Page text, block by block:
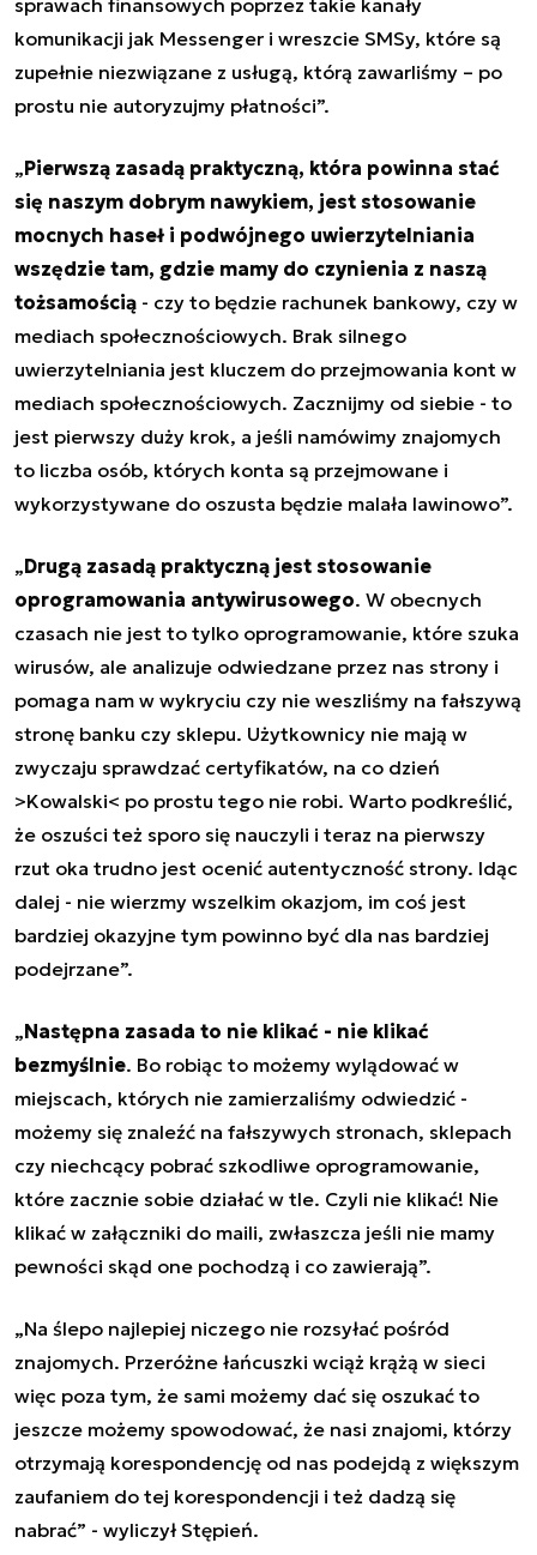
komunikacji jak Messenger i wreszcie SMSy, które są
zupełnie niezwiązane z usługą, którą zawarliśmy – po
prostu nie autoryzujmy płatności”.
„Pierwszą zasadą praktyczną, która powinna stać
się naszym dobrym nawykiem, jest stosowanie
mocnych haseł i podwójnego uwierzytelniania
wszędzie tam, gdzie mamy do czynienia z naszą
tożsamością - czy to będzie rachunek bankowy, czy w
mediach społecznościowych. Brak silnego
uwierzytelniania jest kluczem do przejmowania kont w
mediach społecznościowych. Zacznijmy od siebie - to
jest pierwszy duży krok, a jeśli namówimy znajomych
to liczba osób, których konta są przejmowane i
wykorzystywane do oszusta będzie malała lawinowo”.
„Drugą zasadą praktyczną jest stosowanie
oprogramowania antywirusowego. W obecnych
czasach nie jest to tylko oprogramowanie, które szuka
wirusów, ale analizuje odwiedzane przez nas strony i
pomaga nam w wykryciu czy nie weszliśmy na fałszywą
stronę banku czy sklepu. Użytkownicy nie mają w
zwyczaju sprawdzać certyfikatów, na co dzień
>Kowalski< po prostu tego nie robi. Warto podkreślić,
że oszuści też sporo się nauczyli i teraz na pierwszy
rzut oka trudno jest ocenić autentyczność strony. Idąc
dalej - nie wierzmy wszelkim okazjom, im coś jest
bardziej okazyjne tym powinno być dla nas bardziej
podejrzane”.
„Następna zasada to nie klikać - nie klikać
bezmyślnie. Bo robiąc to możemy wylądować w
miejscach, których nie zamierzaliśmy odwiedzić -
możemy się znaleźć na fałszywych stronach, sklepach
czy niechcący pobrać szkodliwe oprogramowanie,
które zacznie sobie działać w tle. Czyli nie klikać! Nie
klikać w załączniki do maili, zwłaszcza jeśli nie mamy
pewności skąd one pochodzą i co zawierają”.
„Na ślepo najlepiej niczego nie rozsyłać pośród
znajomych. Przeróżne łańcuszki wciąż krążą w sieci
więc poza tym, że sami możemy dać się oszukać to
jeszcze możemy spowodować, że nasi znajomi, którzy
otrzymają korespondencję od nas podejdą z większym
zaufaniem do tej korespondencji i też dadzą się
nabrać” - wyliczył Stępień.